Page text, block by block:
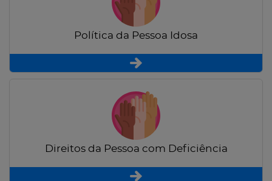
Política da Pessoa Idosa
Direitos da Pessoa com Deficiência